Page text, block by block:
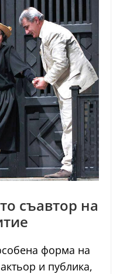
съавтор на
форма на
и публика,